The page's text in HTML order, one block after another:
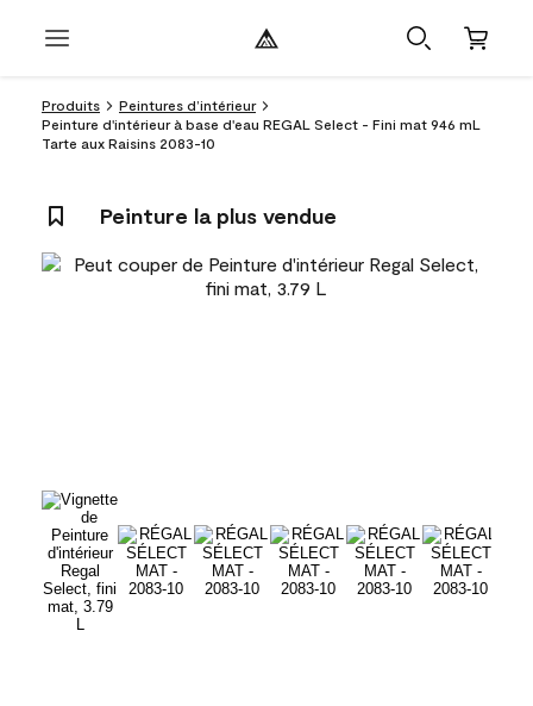
Produits
Peintures d’intérieur
Peinture d'intérieur à base d'eau REGAL Select - Fini mat 946 mL
Tarte aux Raisins 2083-10
Peinture la plus vendue